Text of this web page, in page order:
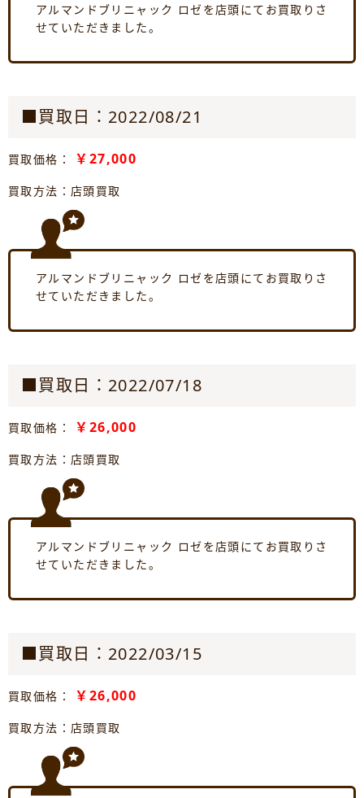
アルマンドブリニャック ロゼを店頭にてお買取りさ
せていただきました。
■買取日：2022/08/21
買取価格： ￥27,000
買取方法：店頭買取
アルマンドブリニャック ロゼを店頭にてお買取りさ
せていただきました。
■買取日：2022/07/18
買取価格： ￥26,000
買取方法：店頭買取
アルマンドブリニャック ロゼを店頭にてお買取りさ
せていただきました。
■買取日：2022/03/15
買取価格： ￥26,000
買取方法：店頭買取